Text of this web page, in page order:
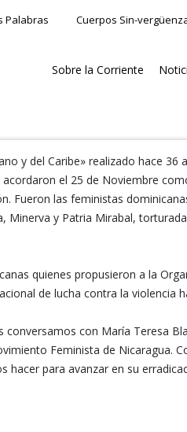
Palabras Cuerpos Sin-
Sobre la Corriente
y del Caribe» realizado hace
el 25 de Noviembre
Fueron las feministas
Minerva y Patria Mirabal,
quienes propusieron a la
de lucha contra la violencia
conversamos con María Teresa
Feminista de Nicaragua.
hacer para avanzar en su